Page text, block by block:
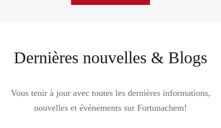
Dernières nouvelles & Blogs
Vous tenir à jour avec toutes les dernières informations,
nouvelles et événements sur Fortunachem!